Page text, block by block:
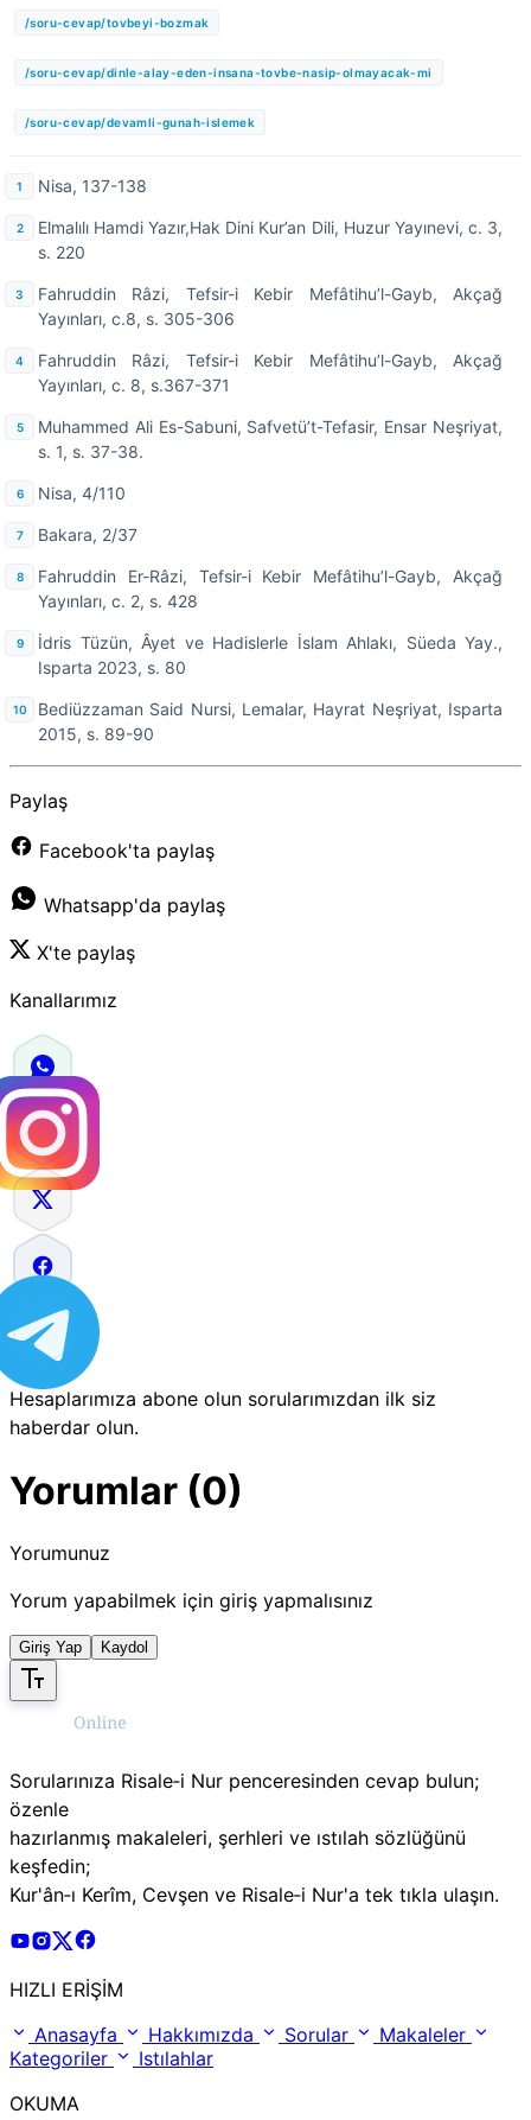
/soru-cevap/tovbeyi-bozmak
/soru-cevap/dinle-alay-eden-insana-tovbe-nasip-olmayacak-mi
/soru-cevap/devamli-gunah-islemek
Nisa, 137-138
Elmalılı Hamdi Yazır,Hak Dini Kur’an Dili, Huzur Yayınevi, c. 3,
s. 220
Fahruddin Râzi, Tefsir-i Kebir Mefâtihu’l-Gayb, Akçağ
Yayınları, c.8, s. 305-306
Fahruddin Râzi, Tefsir-i Kebir Mefâtihu’l-Gayb, Akçağ
Yayınları, c. 8, s.367-371
Muhammed Ali Es-Sabuni, Safvetü’t-Tefasir, Ensar Neşriyat,
s. 1, s. 37-38.
Nisa, 4/110
Bakara, 2/37
Fahruddin Er-Râzi, Tefsir-i Kebir Mefâtihu’l-Gayb, Akçağ
Yayınları, c. 2, s. 428
İdris Tüzün, Âyet ve Hadislerle İslam Ahlakı, Süeda Yay.,
Isparta 2023, s. 80
Bediüzzaman Said Nursi, Lemalar, Hayrat Neşriyat, Isparta
2015, s. 89-90
Paylaş
Facebook'ta paylaş
Whatsapp'da paylaş
X'te paylaş
Kanallarımız
Hesaplarımıza abone olun sorularımızdan ilk siz
haberdar olun.
Yorumlar (0)
Yorumunuz
Yorum yapabilmek için giriş yapmalısınız
Giriş Yap Kaydol
Sorularınıza Risale‑i Nur penceresinden cevap bulun;
özenle
hazırlanmış makaleleri, şerhleri ve ıstılah sözlüğünü
keşfedin;
Kur'ân‑ı Kerîm, Cevşen ve Risale‑i Nur'a tek tıkla ulaşın.
Risale Online Youtube Hesabı
Risale Online Instagram Hesabı
Risale Online X Hesabı
HIZLI ERİŞİM
Anasayfa
Hakkımızda Sorular
Makaleler
Kategoriler
Istılahlar
OKUMA